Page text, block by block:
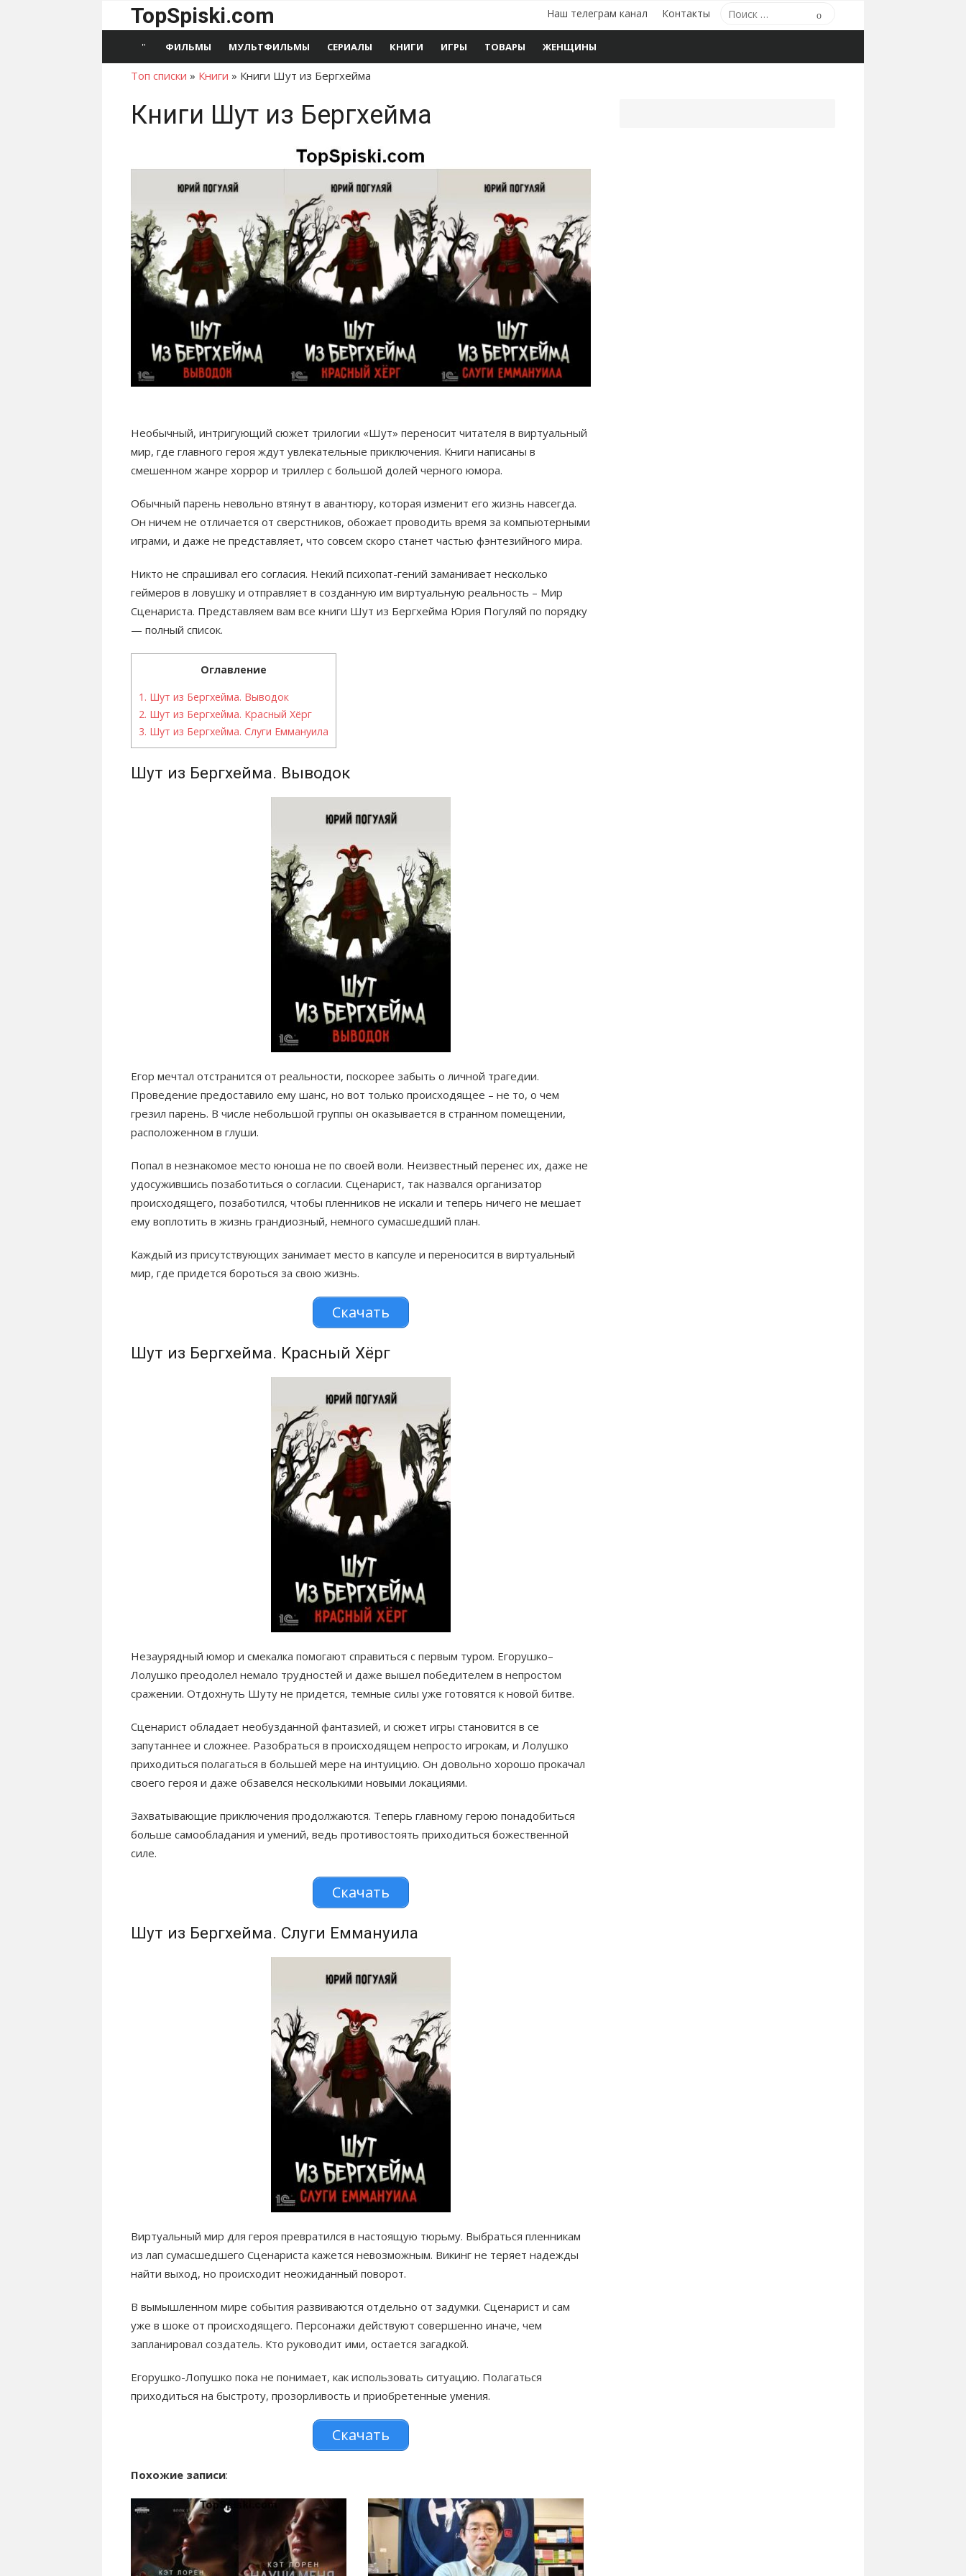
TopSpiski.com
Поиск
по:
Наш телеграм канал Контакты
ФИЛЬМЫ МУЛЬТФИЛЬМЫ СЕРИАЛЫ КНИГИ ИГРЫ ТОВАРЫ ЖЕНЩИНЫ
Топ списки » Книги » Книги Шут из Бергхейма
Книги Шут из Бергхейма
Необычный, интригующий сюжет трилогии «Шут» переносит читателя в виртуальный
мир, где главного героя ждут увлекательные приключения. Книги написаны в
смешенном жанре хоррор и триллер с большой долей черного юмора.
Обычный парень невольно втянут в авантюру, которая изменит его жизнь навсегда.
Он ничем не отличается от сверстников, обожает проводить время за компьютерными
играми, и даже не представляет, что совсем скоро станет частью фэнтезийного мира.
Никто не спрашивал его согласия. Некий психопат-гений заманивает несколько
геймеров в ловушку и отправляет в созданную им виртуальную реальность – Мир
Сценариста. Представляем вам все книги Шут из Бергхейма Юрия Погуляй по порядку
— полный список.
Оглавление
1. Шут из Бергхейма. Выводок
2. Шут из Бергхейма. Красный Хёрг
3. Шут из Бергхейма. Слуги Еммануила
Шут из Бергхейма. Выводок
Егор мечтал отстранится от реальности, поскорее забыть о личной трагедии.
Проведение предоставило ему шанс, но вот только происходящее – не то, о чем
грезил парень. В числе небольшой группы он оказывается в странном помещении,
расположенном в глуши.
Попал в незнакомое место юноша не по своей воли. Неизвестный перенес их, даже не
удосужившись позаботиться о согласии. Сценарист, так назвался организатор
происходящего, позаботился, чтобы пленников не искали и теперь ничего не мешает
ему воплотить в жизнь грандиозный, немного сумасшедший план.
Каждый из присутствующих занимает место в капсуле и переносится в виртуальный
мир, где придется бороться за свою жизнь.
Скачать
Шут из Бергхейма. Красный Хёрг
Незаурядный юмор и смекалка помогают справиться с первым туром. Егорушко–
Лолушко преодолел немало трудностей и даже вышел победителем в непростом
сражении. Отдохнуть Шуту не придется, темные силы уже готовятся к новой битве.
Сценарист обладает необузданной фантазией, и сюжет игры становится в се
запутаннее и сложнее. Разобраться в происходящем непросто игрокам, и Лолушко
приходиться полагаться в большей мере на интуицию. Он довольно хорошо прокачал
своего героя и даже обзавелся несколькими новыми локациями.
Захватывающие приключения продолжаются. Теперь главному герою понадобиться
больше самообладания и умений, ведь противостоять приходиться божественной
силе.
Скачать
Шут из Бергхейма. Слуги Еммануила
Виртуальный мир для героя превратился в настоящую тюрьму. Выбраться пленникам
из лап сумасшедшего Сценариста кажется невозможным. Викинг не теряет надежды
найти выход, но происходит неожиданный поворот.
В вымышленном мире события развиваются отдельно от задумки. Сценарист и сам
уже в шоке от происходящего. Персонажи действуют совершенно иначе, чем
запланировал создатель. Кто руководит ими, остается загадкой.
Егорушко-Лопушко пока не понимает, как использовать ситуацию. Полагаться
приходиться на быстроту, прозорливость и приобретенные умения.
Скачать
Похожие записи: